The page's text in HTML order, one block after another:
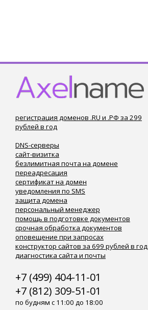
регистрация доменов .RU и .РФ за 299
рублей в год
DNS-серверы
сайт-визитка
безлимитная почта на домене
переадресация
сертификат на домен
уведомления по SMS
защита домена
персональный менеджер
помощь в подготовке документов
срочная обработка документов
оповещение при запросах
конструктор сайтов за 699 рублей в год
диагностика сайта и почты
+7 (499) 404-11-01
+7 (812) 309-51-01
по будням с 11:00 до 18:00